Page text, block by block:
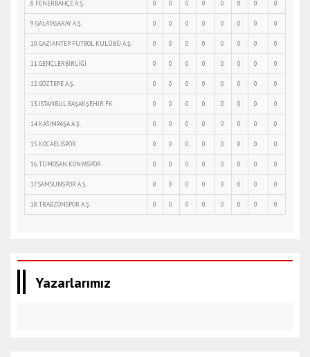
8.FENERBAHÇE A.Ş. 0 0 0 0 0 0 0 0
9.GALATASARAY A.Ş. 0 0 0 0 0 0 0 0
10.GAZİANTEP FUTBOL KULÜBÜ A.Ş. 0 0 0 0 0 0 0 0
11.GENÇLERBİRLİĞİ 0 0 0 0 0 0 0 0
12.GÖZTEPE A.Ş. 0 0 0 0 0 0 0 0
13.İSTANBUL BAŞAKŞEHİR FK 0 0 0 0 0 0 0 0
14.KASIMPAŞA A.Ş. 0 0 0 0 0 0 0 0
15.KOCAELİSPOR 0 0 0 0 0 0 0 0
16.TÜMOSAN KONYASPOR 0 0 0 0 0 0 0 0
17.SAMSUNSPOR A.Ş. 0 0 0 0 0 0 0 0
18.TRABZONSPOR A.Ş. 0 0 0 0 0 0 0 0
Yazarlarımız